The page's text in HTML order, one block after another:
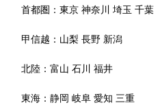
首都圏：東京 神奈川 埼玉 千葉
甲信越： 山梨 長野 新潟
北陸：富山 石川 福井
東海：静岡 岐阜 愛知 三重